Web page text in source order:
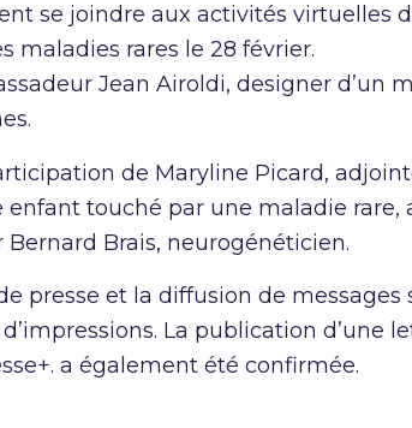
se joindre aux activités virtuelles
maladies rares le 28 février.
Jean Airoldi, designer d’un
de Maryline Picard,
enfant touché par une maladie rare,
Brais, neurogénéticien.
presse et la diffusion de messages
La publication d’une
a également été confirmée.